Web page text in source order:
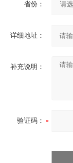
省份：
详细地址：
补充说明：
验证码：